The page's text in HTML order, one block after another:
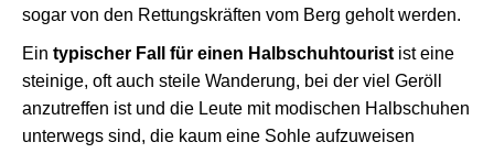
sogar von den Rettungskräften vom Berg geholt werden.
Ein typischer Fall für einen Halbschuhtourist ist eine
steinige, oft auch steile Wanderung, bei der viel Geröll
anzutreffen ist und die Leute mit modischen Halbschuhen
unterwegs sind, die kaum eine Sohle aufzuweisen